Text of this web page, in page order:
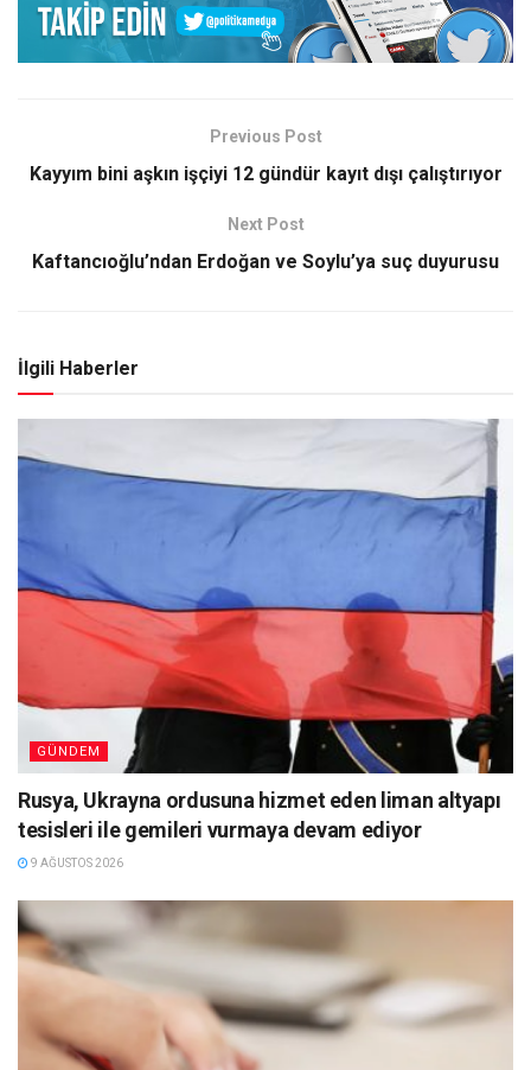
Previous Post
Kayyım bini aşkın işçiyi 12 gündür kayıt dışı çalıştırıyor
Next Post
Kaftancıoğlu’ndan Erdoğan ve Soylu’ya suç duyurusu
İlgili Haberler
GÜNDEM
Rusya, Ukrayna ordusuna hizmet eden liman altyapı
tesisleri ile gemileri vurmaya devam ediyor
9 AĞUSTOS 2026